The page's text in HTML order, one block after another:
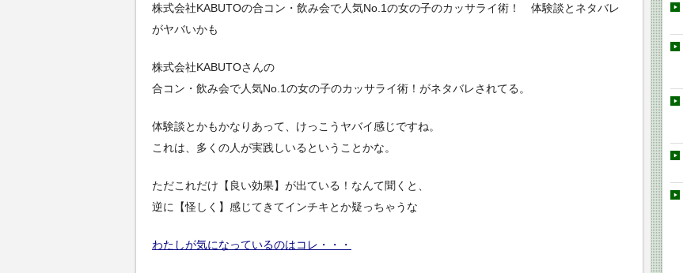
株式会社KABUTOの合コン・飲み会で人気No.1の女の子のカッサライ術！ 体験談とネタバレ
がヤバいかも
株式会社KABUTOさんの
合コン・飲み会で人気No.1の女の子のカッサライ術！がネタバレされてる。
体験談とかもかなりあって、けっこうヤバイ感じですね。
これは、多くの人が実践しいるということかな。
ただこれだけ【良い効果】が出ている！なんて聞くと、
逆に【怪しく】感じてきてインチキとか疑っちゃうな
わたしが気になっているのはコレ・・・